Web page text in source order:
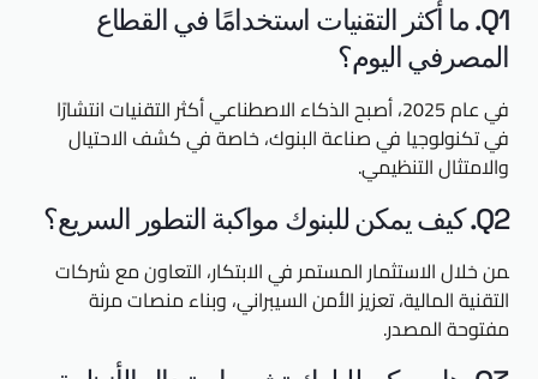
Q1. ما أكثر التقنيات استخدامًا في القطاع
المصرفي اليوم؟
في عام 2025، أصبح الذكاء الاصطناعي أكثر التقنيات انتشارًا
في تكنولوجيا في صناعة البنوك، خاصة في كشف الاحتيال
والامتثال التنظيمي.
Q2. كيف يمكن للبنوك مواكبة التطور السريع؟
من خلال الاستثمار المستمر في الابتكار، التعاون مع شركات
التقنية المالية، تعزيز الأمن السيبراني، وبناء منصات مرنة
مفتوحة المصدر.